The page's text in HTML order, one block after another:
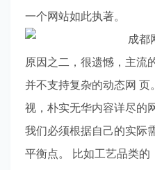
一个网站如此执著。
原因之二，很遗憾，主流
并不支持复杂的动态网
视，朴实无华内容详尽的
我们必须根据自己的实际
平衡点。 比如工艺品类